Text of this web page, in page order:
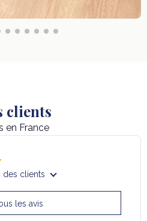
clients
en France
des clients
les avis